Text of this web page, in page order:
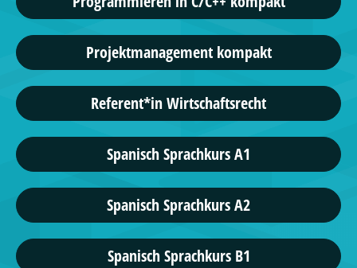
Projektmanagement kompakt
Referent*in Wirtschaftsrecht
Spanisch Sprachkurs A1
Spanisch Sprachkurs A2
Spanisch Sprachkurs B1